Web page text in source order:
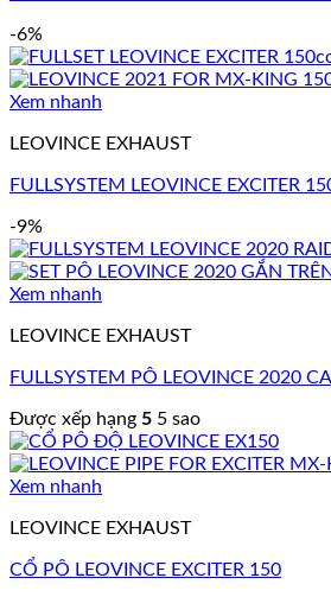
-6%
Xem nhanh
LEOVINCE EXHAUST
FULLSYSTEM LEOVINCE EXCITER
-9%
Xem nhanh
LEOVINCE EXHAUST
FULLSYSTEM PÔ LEOVINCE 2020
Được xếp hạng 5 5 sao
Xem nhanh
LEOVINCE EXHAUST
CỔ PÔ LEOVINCE EXCITER 150